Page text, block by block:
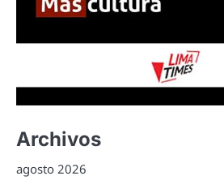
Archivos
agosto 2026